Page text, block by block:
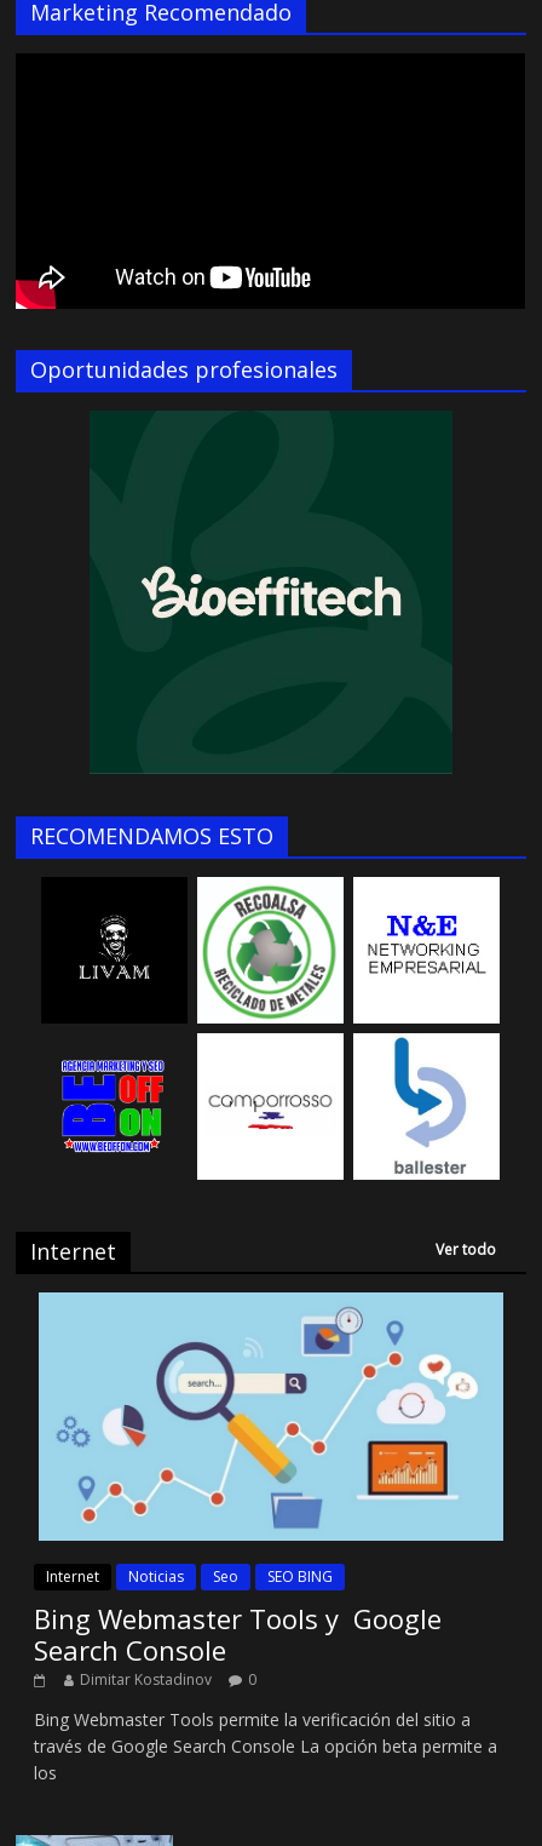
Marketing Recomendado
Oportunidades profesionales
RECOMENDAMOS ESTO
Internet Ver todo
Internet Noticias Seo SEO BING
Bing Webmaster Tools y Google
Search Console
Dimitar Kostadinov 0
Bing Webmaster Tools permite la verificación del sitio a
través de Google Search Console La opción beta permite a
los